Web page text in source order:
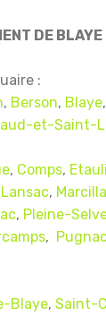
DE BLAYE
:
, Berson, Blaye,
et-Saint-
, Comps,
Lansac,
, Pleine-
,
Blaye, Saint-